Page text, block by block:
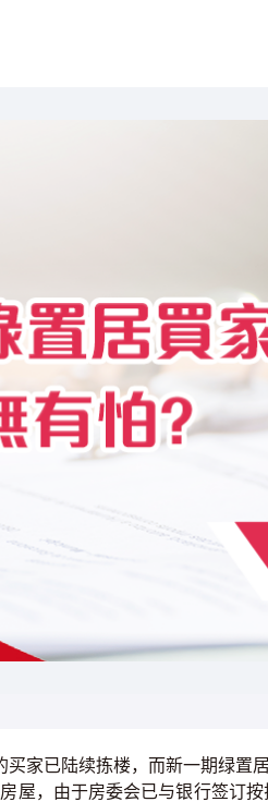
家已陆续拣楼，而新一期绿置
屋，由于房委会已与银行签订